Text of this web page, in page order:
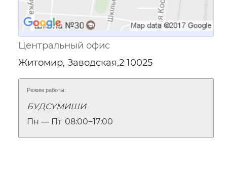
Центральный офис
Житомир, Заводская,2 10025
Режим работы:
БУДСУМИШИ
Пн — Пт 08:00‒17:00